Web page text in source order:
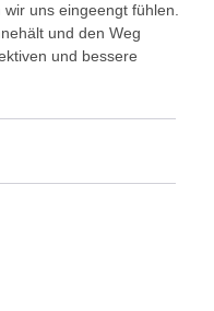
uns eingeengt fühlen.
und den Weg
und bessere